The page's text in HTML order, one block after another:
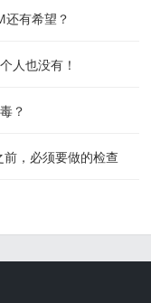
还有希望？
人也没有！
？
，必须要做的检查